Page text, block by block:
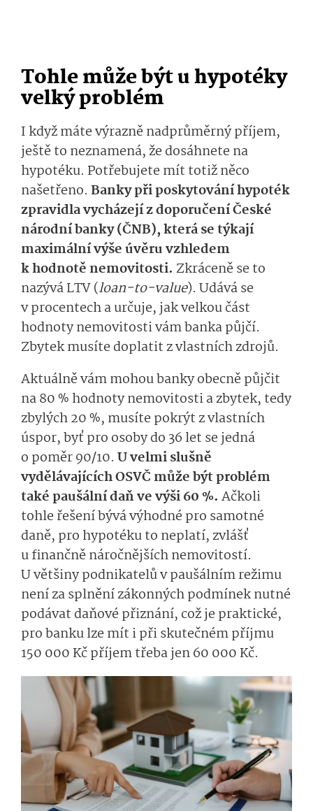
Tohle může být u hypotéky
velký problém
I když máte výrazně nadprůměrný příjem,
ještě to neznamená, že dosáhnete na
hypotéku. Potřebujete mít totiž něco
našetřeno. Banky při poskytování hypoték
zpravidla vycházejí z doporučení České
národní banky (ČNB), která se týkají
maximální výše úvěru vzhledem
k hodnotě nemovitosti. Zkráceně se to
nazývá LTV (loan-to-value). Udává se
v procentech a určuje, jak velkou část
hodnoty nemovitosti vám banka půjčí.
Zbytek musíte doplatit z vlastních zdrojů.
Aktuálně vám mohou banky obecně půjčit
na 80 % hodnoty nemovitosti a zbytek, tedy
zbylých 20 %, musíte pokrýt z vlastních
úspor, byť pro osoby do 36 let se jedná
o poměr 90/10. U velmi slušně
vydělávajících OSVČ může být problém
také paušální daň ve výši 60 %. Ačkoli
tohle řešení bývá výhodné pro samotné
daně, pro hypotéku to neplatí, zvlášť
u finančně náročnějších nemovitostí.
U většiny podnikatelů v paušálním režimu
není za splnění zákonných podmínek nutné
podávat daňové přiznání, což je praktické,
pro banku lze mít i při skutečném příjmu
150 000 Kč příjem třeba jen 60 000 Kč.